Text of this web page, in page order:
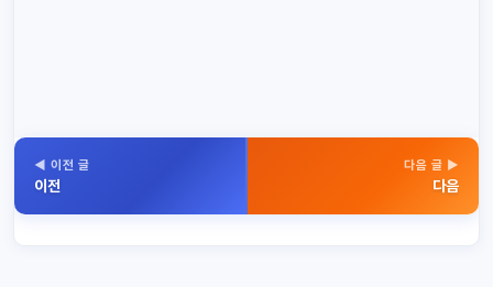
◀ 이전 글
이전
다음 글 ▶
다음